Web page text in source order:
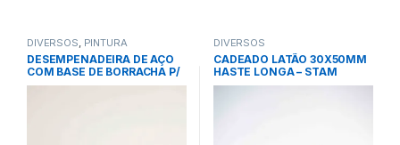
DIVERSOS, PINTURA
DESEMPENADEIRA DE AÇO
COM BASE DE BORRACHA P/
REJUNTE – CORTAG
DIVERSOS
CADEADO LATÃO 30X50MM
HASTE LONGA – STAM